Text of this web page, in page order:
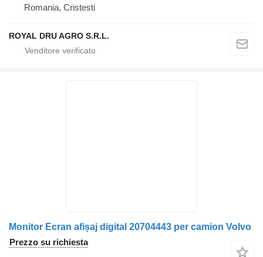
Romania, Cristesti
ROYAL DRU AGRO S.R.L.
Monitor Ecran afișaj digital 20704443 per camion Volvo
Prezzo su richiesta